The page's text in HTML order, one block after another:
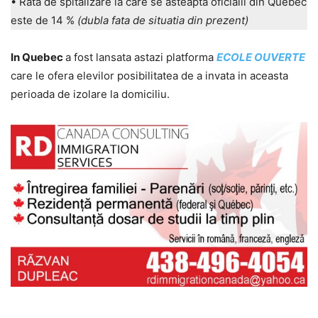
este de 14 % (dubla fata de situatia din prezent)
In Quebeca fost lansata astazi platforma ECOLE OUVERTE
care le ofera elevilor posibilitatea de a invata in aceasta
perioada de izolare la domiciliu.